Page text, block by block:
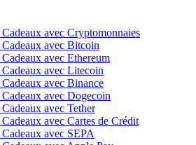
avec Cryptomonnaies
avec Bitcoin
avec Ethereum
avec Litecoin
avec Binance
avec Dogecoin
avec Tether
avec Cartes de Crédit
avec SEPA